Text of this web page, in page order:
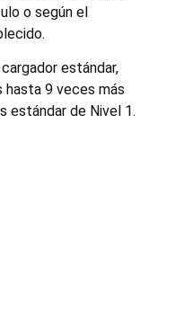
o según el
estándar,
hasta 9 veces más
estándar de Nivel 1.